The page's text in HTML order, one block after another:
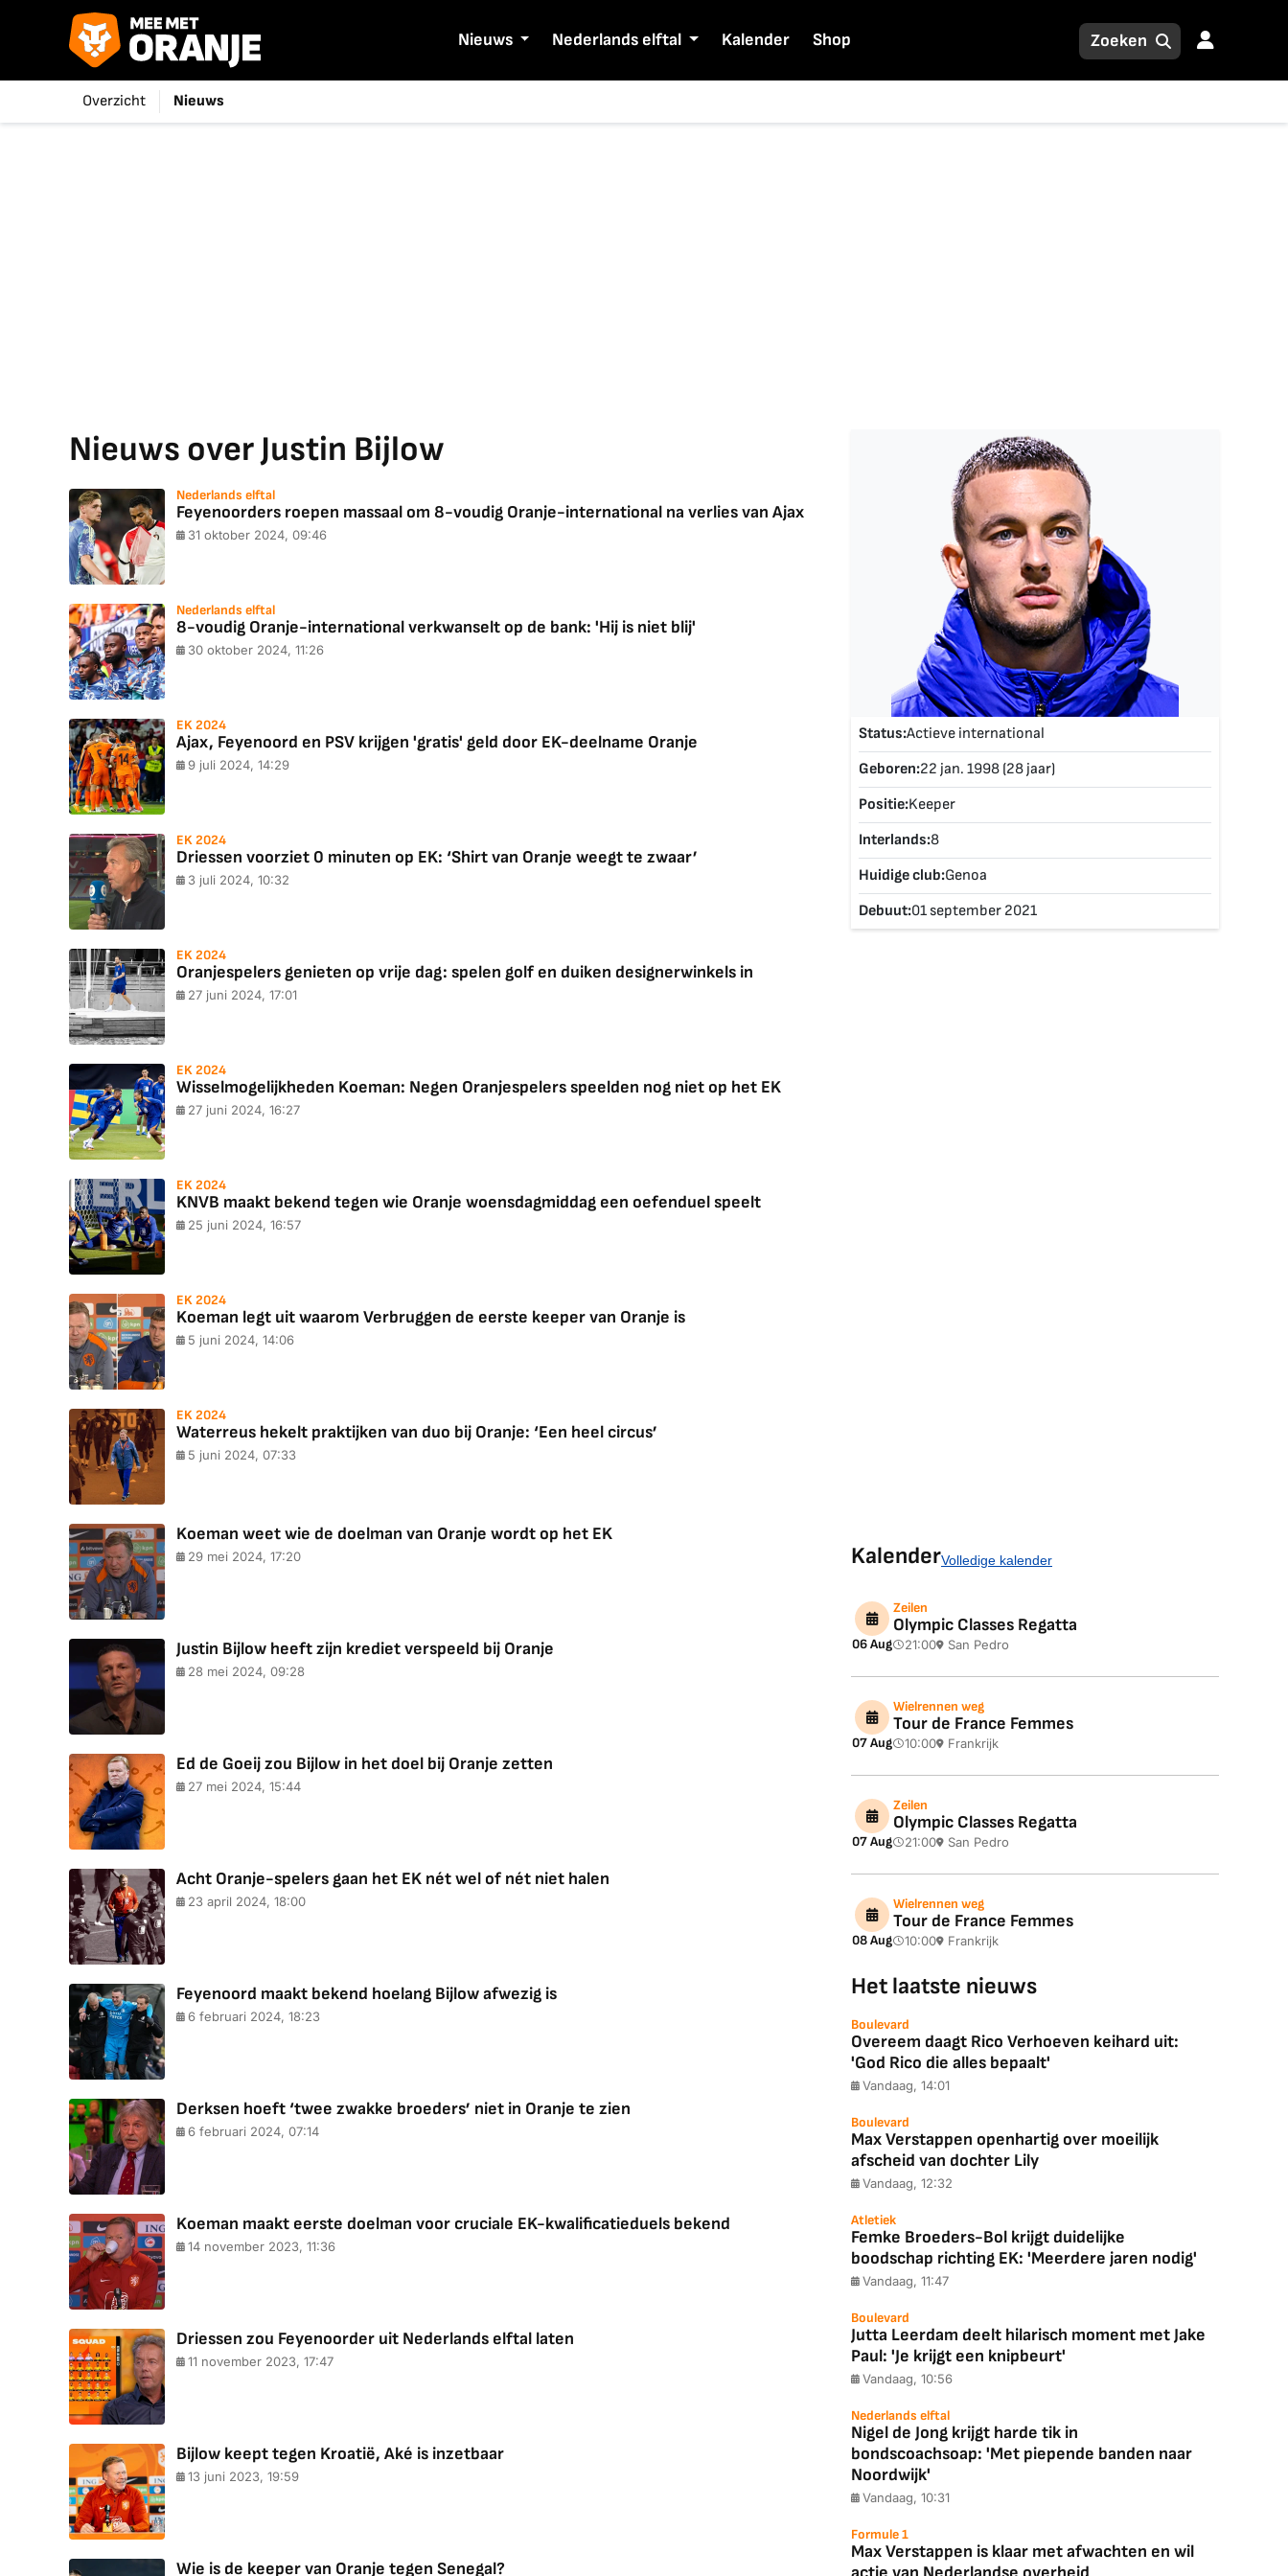
Nieuws Nederlands elftal Kalender Shop
Overzicht Nieuws
Nieuws over Justin Bijlow
Nederlands elftal
Feyenoorders roepen massaal om 8-voudig Oranje-international na verlies van Ajax
31 oktober 2024, 09:46
Nederlands elftal
8-voudig Oranje-international verkwanselt op de bank: 'Hij is niet blij'
30 oktober 2024, 11:26
EK 2024
Ajax, Feyenoord en PSV krijgen 'gratis' geld door EK-deelname Oranje
9 juli 2024, 14:29
EK 2024
Driessen voorziet 0 minuten op EK: ‘Shirt van Oranje weegt te zwaar’
3 juli 2024, 10:32
EK 2024
Oranjespelers genieten op vrije dag: spelen golf en duiken designerwinkels in
27 juni 2024, 17:01
EK 2024
Wisselmogelijkheden Koeman: Negen Oranjespelers speelden nog niet op het EK
27 juni 2024, 16:27
EK 2024
KNVB maakt bekend tegen wie Oranje woensdagmiddag een oefenduel speelt
25 juni 2024, 16:57
EK 2024
Koeman legt uit waarom Verbruggen de eerste keeper van Oranje is
5 juni 2024, 14:06
EK 2024
Waterreus hekelt praktijken van duo bij Oranje: ‘Een heel circus’
5 juni 2024, 07:33
Koeman weet wie de doelman van Oranje wordt op het EK
29 mei 2024, 17:20
Justin Bijlow heeft zijn krediet verspeeld bij Oranje
28 mei 2024, 09:28
Ed de Goeij zou Bijlow in het doel bij Oranje zetten
27 mei 2024, 15:44
Acht Oranje-spelers gaan het EK nét wel of nét niet halen
23 april 2024, 18:00
Feyenoord maakt bekend hoelang Bijlow afwezig is
6 februari 2024, 18:23
Derksen hoeft ‘twee zwakke broeders’ niet in Oranje te zien
6 februari 2024, 07:14
Koeman maakt eerste doelman voor cruciale EK-kwalificatieduels bekend
14 november 2023, 11:36
Driessen zou Feyenoorder uit Nederlands elftal laten
11 november 2023, 17:47
Bijlow keept tegen Kroatië, Aké is inzetbaar
13 juni 2023, 19:59
Wie is de keeper van Oranje tegen Senegal?
Status:Actieve international
Geboren:22 jan. 1998 (28 jaar)
Positie:Keeper
Interlands:8
Huidige club:Genoa
Debuut:01 september 2021
KalenderVolledige kalender
06 Aug
Zeilen
Olympic Classes Regatta
21:00 San Pedro
07 Aug
Wielrennen weg
Tour de France Femmes
10:00 Frankrijk
07 Aug
Zeilen
Olympic Classes Regatta
21:00 San Pedro
08 Aug
Wielrennen weg
Tour de France Femmes
10:00 Frankrijk
Het laatste nieuws
Boulevard
Overeem daagt Rico Verhoeven keihard uit:
'God Rico die alles bepaalt'
Vandaag, 14:01
Boulevard
Max Verstappen openhartig over moeilijk
afscheid van dochter Lily
Vandaag, 12:32
Atletiek
Femke Broeders-Bol krijgt duidelijke
boodschap richting EK: 'Meerdere jaren nodig'
Vandaag, 11:47
Boulevard
Jutta Leerdam deelt hilarisch moment met Jake
Paul: 'Je krijgt een knipbeurt'
Vandaag, 10:56
Nederlands elftal
Nigel de Jong krijgt harde tik in
bondscoachsoap: 'Met piepende banden naar
Noordwijk'
Vandaag, 10:31
Formule 1
Max Verstappen is klaar met afwachten en wil